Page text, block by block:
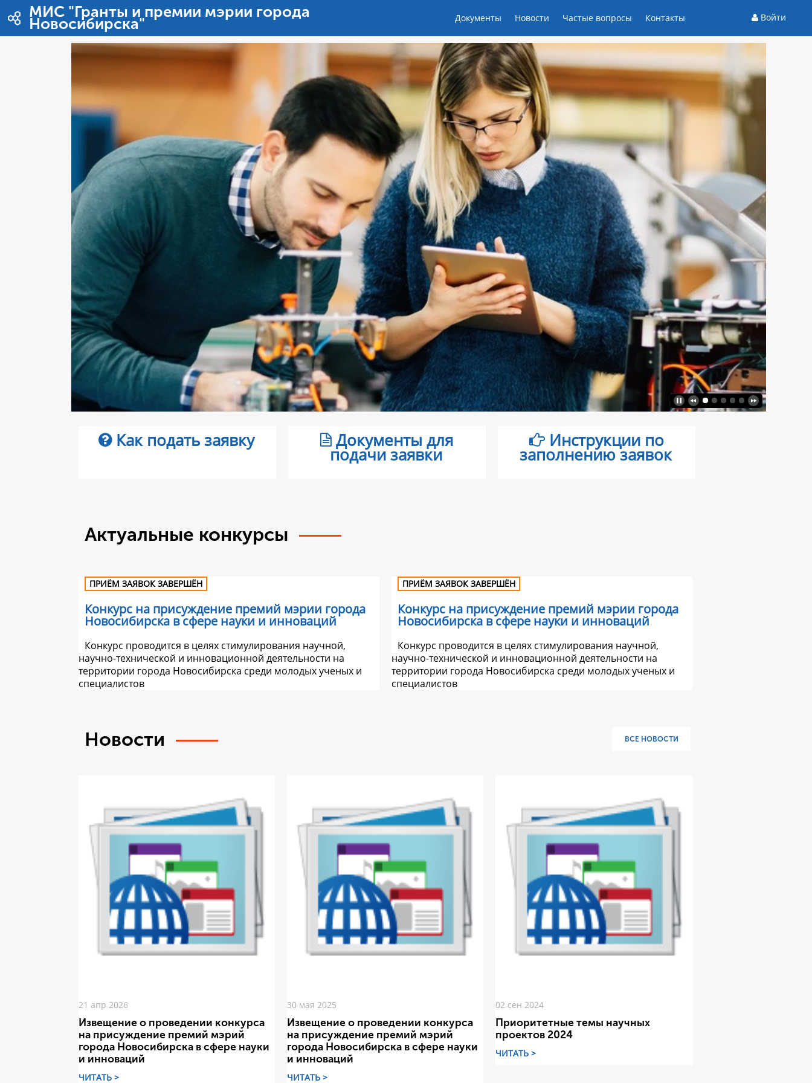
Перейти к содержимому
МИС "Гранты и премии мэрии города
Новосибирска" Документы Новости Частые вопросы Контакты Войти
Как подать заявку Документы для
подачи заявки
Инструкции по
заполнению заявок
Актуальные конкурсы
ПРИЁМ ЗАЯВОК ЗАВЕРШЁН
Конкурс на присуждение премий мэрии города
Новосибирска в сфере науки и инноваций
Конкурс проводится в целях стимулирования научной,
научно-технической и инновационной деятельности на
территории города Новосибирска среди молодых ученых и
специалистов
ПРИЁМ ЗАЯВОК ЗАВЕРШЁН
Конкурс на присуждение премий мэрии города
Новосибирска в сфере науки и инноваций
Конкурс проводится в целях стимулирования научной,
научно-технической и инновационной деятельности на
территории города Новосибирска среди молодых ученых и
специалистов
Новости ВСЕ НОВОСТИ
21 апр 2026
Извещение о проведении конкурса
на присуждение премий мэрий
города Новосибирска в сфере науки
и инноваций
ЧИТАТЬ >
30 мая 2025
Извещение о проведении конкурса
на присуждение премий мэрий
города Новосибирска в сфере науки
и инноваций
ЧИТАТЬ >
02 сен 2024
Приоритетные темы научных
проектов 2024
ЧИТАТЬ >